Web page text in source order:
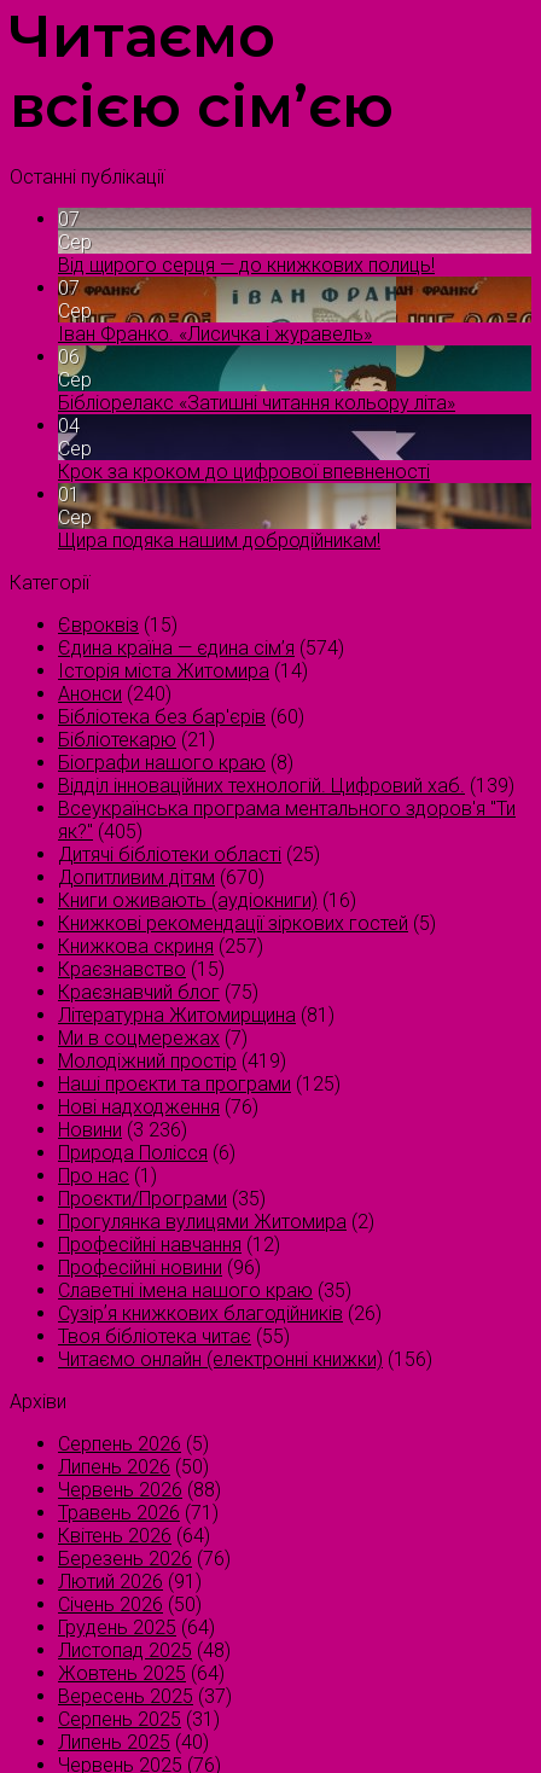
Читаємо
всією сім’єю
Останні публікації
07
Сер
Від щирого серця — до книжкових полиць!
07
Сер
Іван Франко. «Лисичка і журавель»
06
Сер
Бібліорелакс «Затишні читання кольору літа»
04
Сер
Крок за кроком до цифрової впевненості
01
Сер
Щира подяка нашим добродійникам!
Категорії
Євроквіз (15)
Єдина країна — єдина сім’я (574)
Історія міста Житомира (14)
Анонси (240)
Бібліотека без бар'єрів (60)
Бібліотекарю (21)
Біографи нашого краю (8)
Відділ інноваційних технологій. Цифровий хаб. (139)
Всеукраїнська програма ментального здоров'я "Ти
як?" (405)
Дитячі бібліотеки області (25)
Допитливим дітям (670)
Книги оживають (аудіокниги) (16)
Книжкові рекомендації зіркових гостей (5)
Книжкова скриня (257)
Краєзнавство (15)
Краєзнавчий блог (75)
Літературна Житомирщина (81)
Ми в соцмережах (7)
Молодіжний простір (419)
Наші проєкти та програми (125)
Нові надходження (76)
Новини (3 236)
Природа Полісся (6)
Про нас (1)
Проєкти/Програми (35)
Прогулянка вулицями Житомира (2)
Професійні навчання (12)
Професійні новини (96)
Славетні імена нашого краю (35)
Сузірʼя книжкових благодійників (26)
Твоя бібліотека читає (55)
Читаємо онлайн (електронні книжки) (156)
Архіви
Серпень 2026 (5)
Липень 2026 (50)
Червень 2026 (88)
Травень 2026 (71)
Квітень 2026 (64)
Березень 2026 (76)
Лютий 2026 (91)
Січень 2026 (50)
Грудень 2025 (64)
Листопад 2025 (48)
Жовтень 2025 (64)
Вересень 2025 (37)
Серпень 2025 (31)
Липень 2025 (40)
Червень 2025 (76)